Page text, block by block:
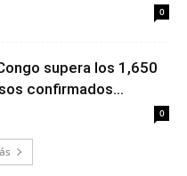
0
supera los 1,650
confirmados...
0